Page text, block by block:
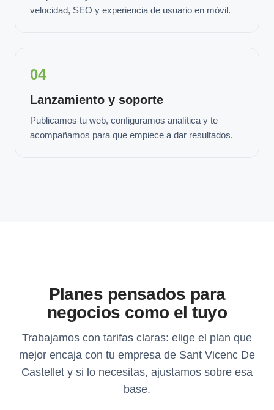
velocidad, SEO y experiencia de usuario en móvil.
04
Lanzamiento y soporte
Publicamos tu web, configuramos analítica y te
acompañamos para que empiece a dar resultados.
Planes pensados para
negocios como el tuyo
Trabajamos con tarifas claras: elige el plan que
mejor encaja con tu empresa de Sant Vicenc De
Castellet y si lo necesitas, ajustamos sobre esa
base.